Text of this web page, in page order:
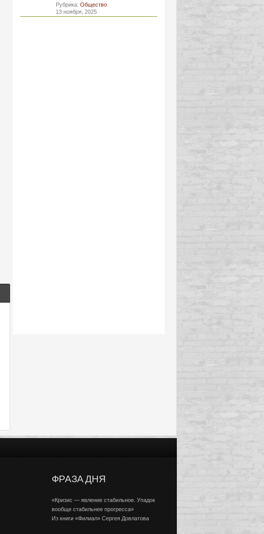
Рубрика: Общество
13 ноября, 2025
ФРАЗА ДНЯ
«Кризис — явление стабильное. Упадок
вообще стабильнее прогресса»
Из книги «Филиал» Сергея Довлатова